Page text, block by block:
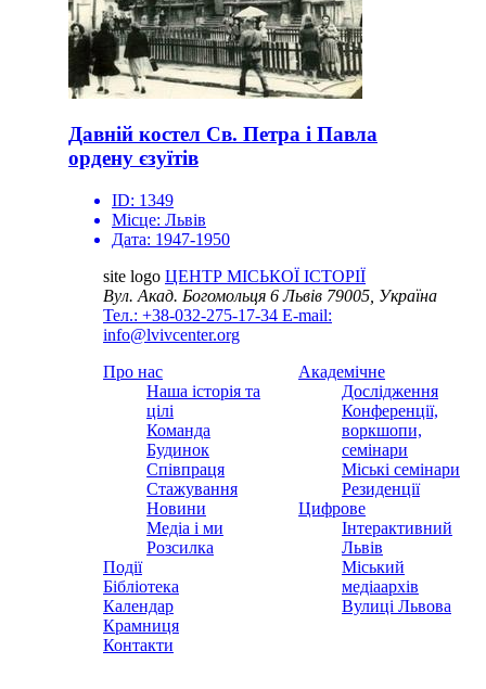
Давній костел Св. Петра і Павла
ордену єзуїтів
ID: 1349
Місце: Львів
Дата: 1947-1950
site logo ЦЕНТР МІСЬКОЇ ІСТОРІЇ
Вул. Акад. Богомольця 6Львів 79005, Україна
Тел.: +38-032-275-17-34 E-mail:
info@lvivcenter.org
Про нас
Наша історія та
цілі
Команда
Будинок
Співпраця
Стажування
Новини
Медіа і ми
Розсилка
Події
Бібліотека
Календар
Крамниця
Контакти
Академічне
Дослідження
Конференції,
воркшопи,
семінари
Міські семінари
Резиденції
Цифрове
Інтерактивний
Львів
Міський
медіаархів
Вулиці Львова